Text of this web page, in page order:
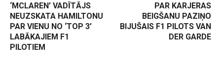
‘MCLAREN’ VADĪTĀJS
NEUZSKATA HAMILTONU
PAR VIENU NO ‘TOP 3’
LABĀKAJIEM F1
PILOTIEM
PAR KARJERAS
BEIGŠANU PAZIŅO
BIJUŠAIS F1 PILOTS VAN
DER GARDE